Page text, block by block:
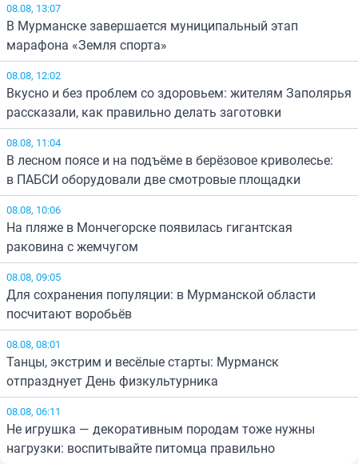
08.08, 13:07
В Мурманске завершается муниципальный этап
марафона «Земля спорта»
08.08, 12:02
Вкусно и без проблем со здоровьем: жителям Заполярья
рассказали, как правильно делать заготовки
08.08, 11:04
В лесном поясе и на подъёме в берёзовое криволесье:
в ПАБСИ оборудовали две смотровые площадки
08.08, 10:06
На пляже в Мончегорске появилась гигантская
раковина с жемчугом
08.08, 09:05
Для сохранения популяции: в Мурманской области
посчитают воробьёв
08.08, 08:01
Танцы, экстрим и весёлые старты: Мурманск
отпразднует День физкультурника
08.08, 06:11
Не игрушка — декоративным породам тоже нужны
нагрузки: воспитывайте питомца правильно